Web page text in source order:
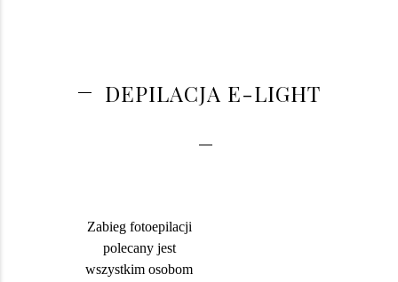
DEPILACJA E-LIGHT
Zabieg fotoepilacji
polecany jest
wszystkim osobom